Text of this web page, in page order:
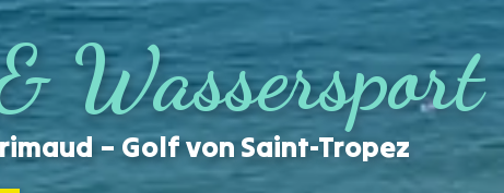
Wassersport
– Golf von Saint-Tropez